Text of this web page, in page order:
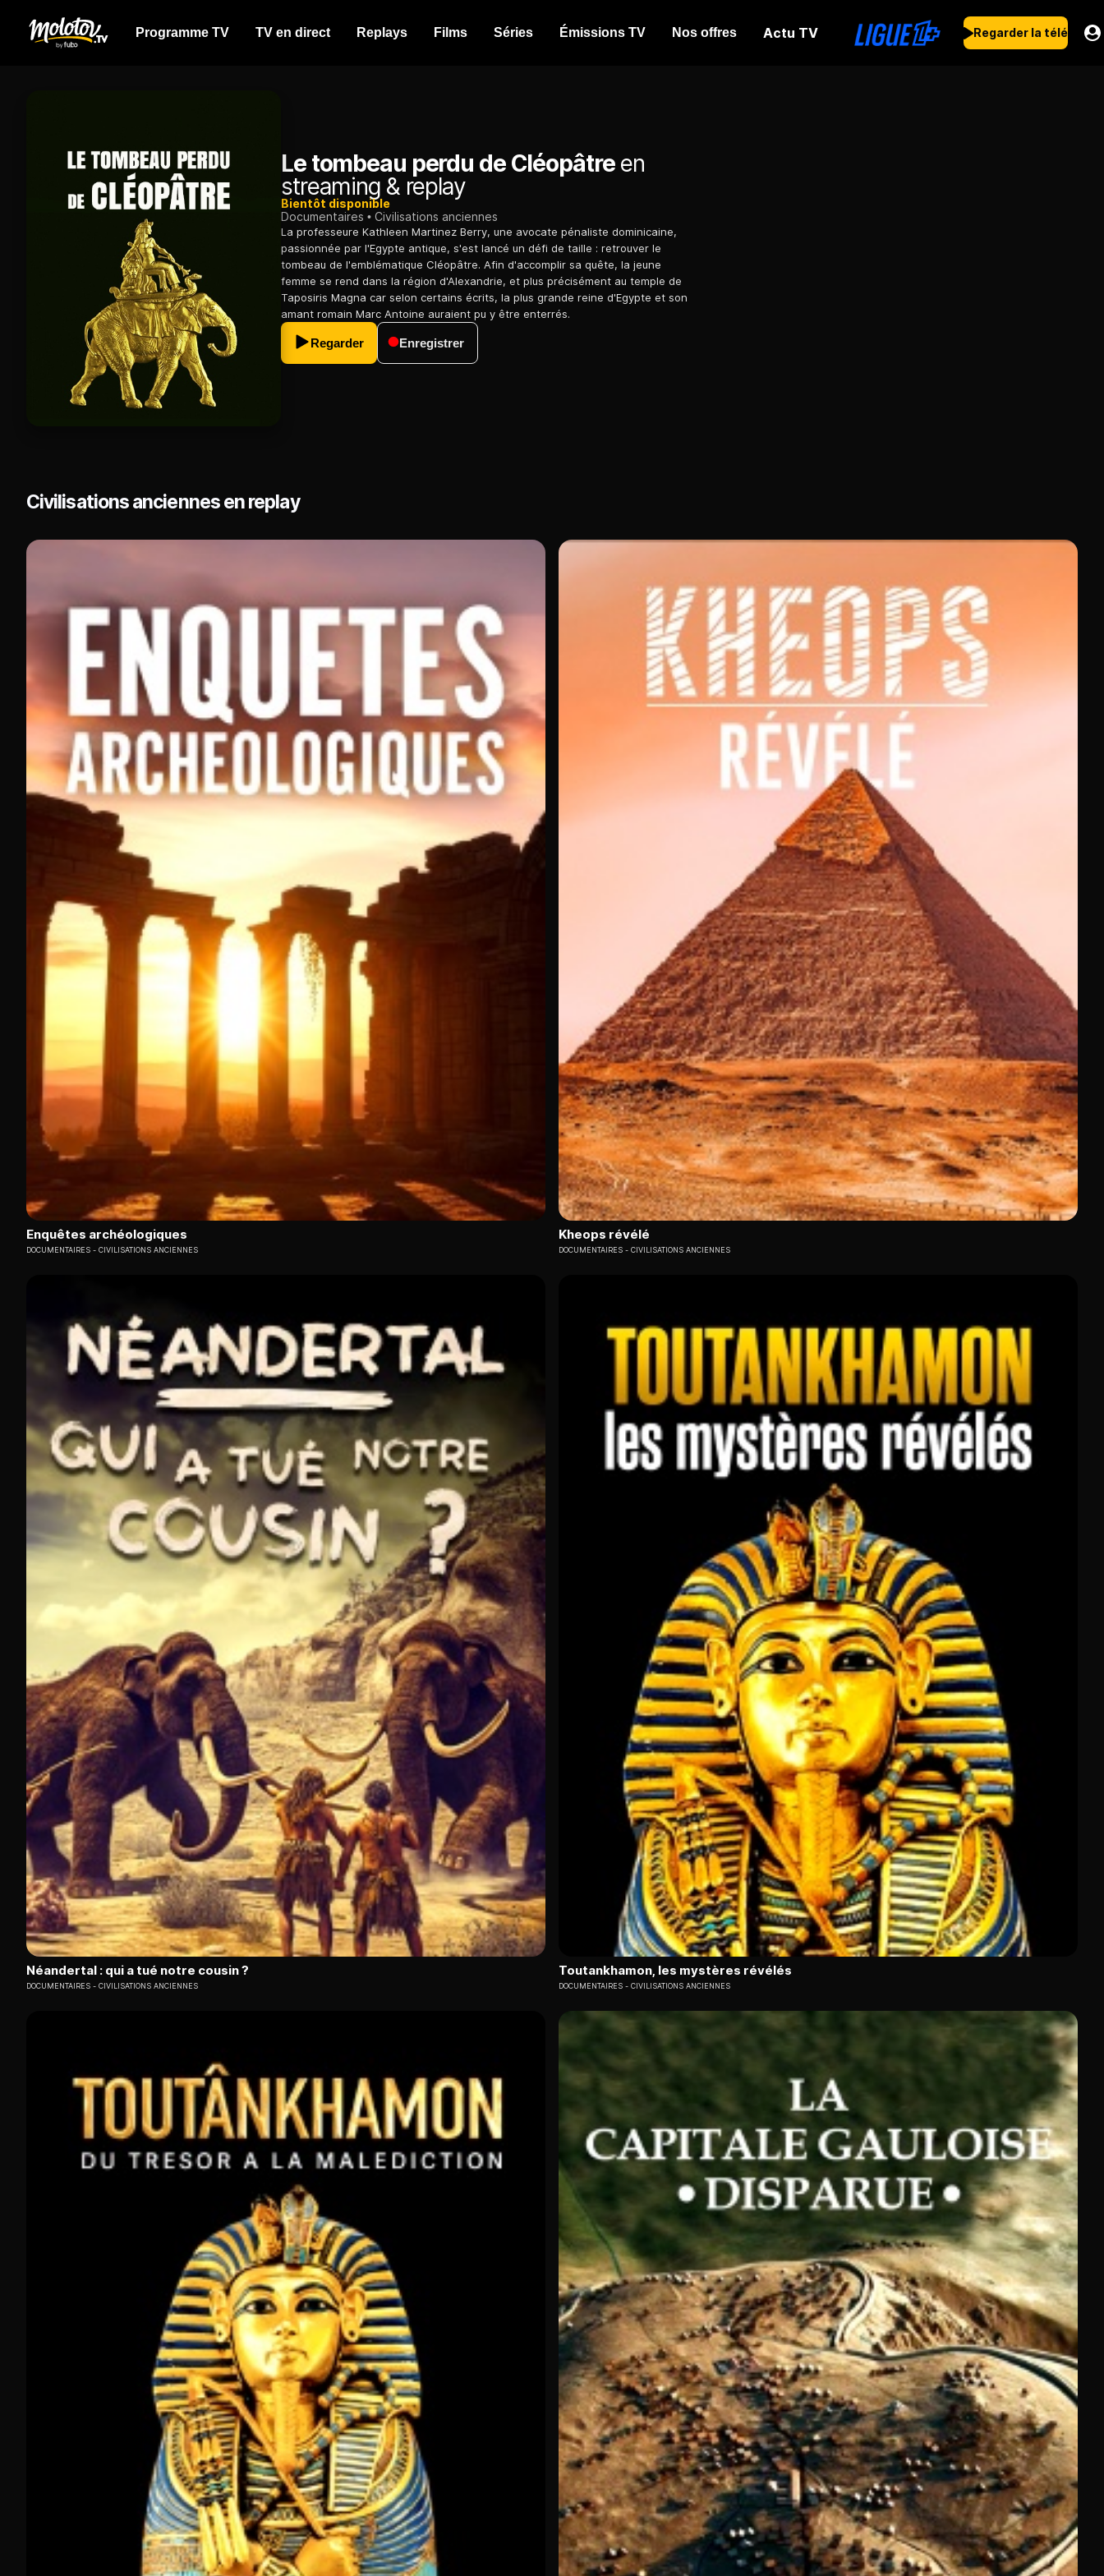
Programme TV TV en direct Replays Films Séries Émissions TV Nos offres Actu TV Regarder la télé
Le tombeau perdu de Cléopâtreen
streaming & replay
Bientôt disponible
Documentaires
Civilisations anciennes
La professeure Kathleen Martinez Berry, une avocate pénaliste dominicaine,
passionnée par l'Egypte antique, s'est lancé un défi de taille : retrouver le
tombeau de l'emblématique Cléopâtre. Afin d'accomplir sa quête, la jeune
femme se rend dans la région d'Alexandrie, et plus précisément au temple de
Taposiris Magna car selon certains écrits, la plus grande reine d'Egypte et son
amant romain Marc Antoine auraient pu y être enterrés.
Regarder Enregistrer
Civilisations anciennes en replay
Enquêtes archéologiques
DOCUMENTAIRES CIVILISATIONS ANCIENNES
Kheops révélé
DOCUMENTAIRES CIVILISATIONS ANCIENNES
Néandertal : qui a tué notre cousin ?
DOCUMENTAIRES CIVILISATIONS ANCIENNES
Toutankhamon, les mystères révélés
DOCUMENTAIRES CIVILISATIONS ANCIENNES